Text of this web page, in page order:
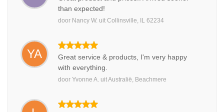
than expected!
door Nancy W. uit Collinsville, IL 62234
YA
Great service & products, I'm very happy
with everything.
door Yvonne A. uitAustralië, Beachmere